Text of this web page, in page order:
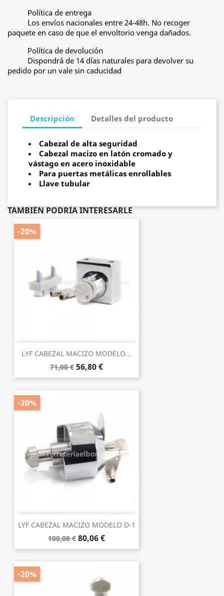
Política de entrega
Los envíos nacionales entre 24-48h. No recoger
paquete en caso de que el envoltorio venga dañados.
Política de devolución
Dispondrá de 14 días naturales para devolver su
pedido por un vale sin caducidad
Descripción Detalles del producto
Cabezal de alta seguridad
Cabezal macizo en latón cromado y
vástago en acero inoxidable
Para puertas metálicas enrollables
Llave tubular
TAMBIÉN PODRÍA INTERESARLE
LYF CABEZAL MACIZO MODELO...
71,00 € 56,80 €
-20%
LYF CABEZAL MACIZO MODELO D-1
100,08 € 80,06 €
-20%
-20%